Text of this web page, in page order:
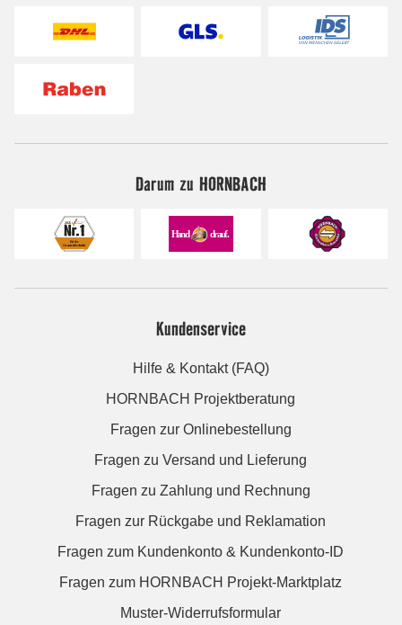
Darum zu HORNBACH
Kundenservice
Hilfe & Kontakt (FAQ)
HORNBACH Projektberatung
Fragen zur Onlinebestellung
Fragen zu Versand und Lieferung
Fragen zu Zahlung und Rechnung
Fragen zur Rückgabe und Reklamation
Fragen zum Kundenkonto & Kundenkonto-ID
Fragen zum HORNBACH Projekt-Marktplatz
Muster-Widerrufsformular